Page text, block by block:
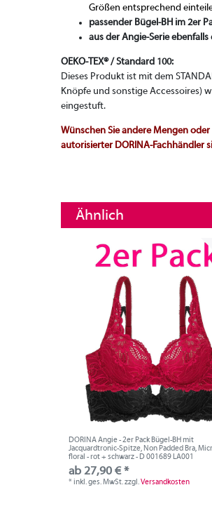
Größen entsprechend
passender Bügel-BH im 2er
aus der Angie-Serie
OEKO-TEX® / Standard 100:
Dieses Produkt ist mit dem
Knöpfe und sonstige Accessoires)
eingestuft.
Wünschen Sie andere Mengen
autorisierter DORINA-Fachhändler
Ähnlich
DORINA Angie - 2er Pack Bügel-BH mit
Jacquardtronic-Spitze, Non Padded Bra,
floral - rot + schwarz - D 001689 LA001
ab 27,90 € *
*inkl. ges. MwSt.zzgl.Versandkosten